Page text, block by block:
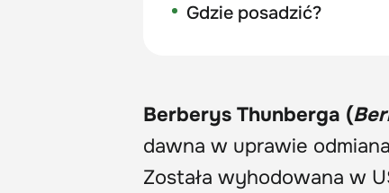
Gdzie posadzić?
Berberys Thunberga (
dawna w uprawie
Została wyhodowana w